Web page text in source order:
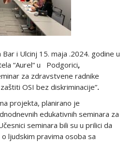
i Ulcinj 15. maja .2024. godine u
“Aurel“ u Podgorici,
za zdravstvene radnike
OSI bez diskriminacije”.
projekta, planirano je
edukativnih seminara za
seminara bili su u prilici da
ljudskim pravima osoba sa